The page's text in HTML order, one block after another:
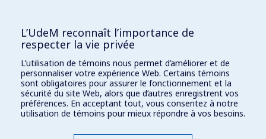
Perspectives, Bielefeld, Transcript, 2018, p. 29-48.
Sánchez Ekiza, Karlos, « “Antes que los
razonamientos llegan al corazón los sonidos” : El
folclore como medio de propaganda del primer
nacionalismo vasco (1895-1939) », dans Pilar
Ramos López (dir.),Discursos y prácticas
musicales nacionalistas (1900-1970), Logroño,
L’UdeM reconnaît l’importance de
respecter la vie privée
L’utilisation de témoins nous permet d’améliorer et de
personnaliser votre expérience Web. Certains témoins
sont obligatoires pour assurer le fonctionnement et la
sécurité du site Web, alors que d’autres enregistrent vos
préférences. En acceptant tout, vous consentez à notre
utilisation de témoins pour mieux répondre à vos besoins.